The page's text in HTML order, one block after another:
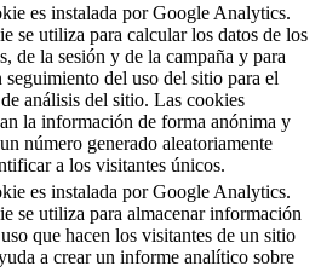
es instalada por Google Analytics.
se utiliza para calcular los datos de los
de la sesión y de la campaña y para
seguimiento del uso del sitio para el
análisis del sitio. Las cookies
la información de forma anónima y
número generado aleatoriamente
a los visitantes únicos.
es instalada por Google Analytics.
se utiliza para almacenar información
que hacen los visitantes de un sitio
a crear un informe analítico sobre